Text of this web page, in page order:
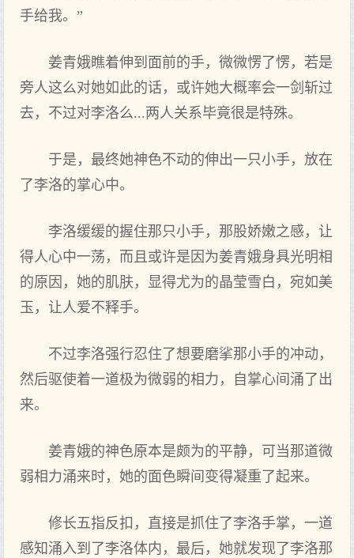
手给我。”
姜青娥瞧着伸到面前的手，微微愣了愣，若是
旁人这么对她如此的话，或许她大概率会一剑斩过
去，不过对李洛么...两人关系毕竟很是特殊。
于是，最终她神色不动的伸出一只小手，放在
了李洛的掌心中。
李洛缓缓的握住那只小手，那股娇嫩之感，让
得人心中一荡，而且或许是因为姜青娥身具光明相
的原因，她的肌肤，显得尤为的晶莹雪白，宛如美
玉，让人爱不释手。
不过李洛强行忍住了想要磨挲那小手的冲动，
然后驱使着一道极为微弱的相力，自掌心间涌了出
来。
姜青娥的神色原本是颇为的平静，可当那道微
弱相力涌来时，她的面色瞬间变得凝重了起来。
修长五指反扣，直接是抓住了李洛手掌，一道
感知涌入到了李洛体内，最后，她就发现了李洛那